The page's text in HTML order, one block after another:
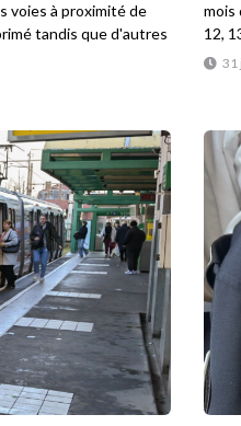
voies à proximité de
tandis que d'autres
31
mois
12,